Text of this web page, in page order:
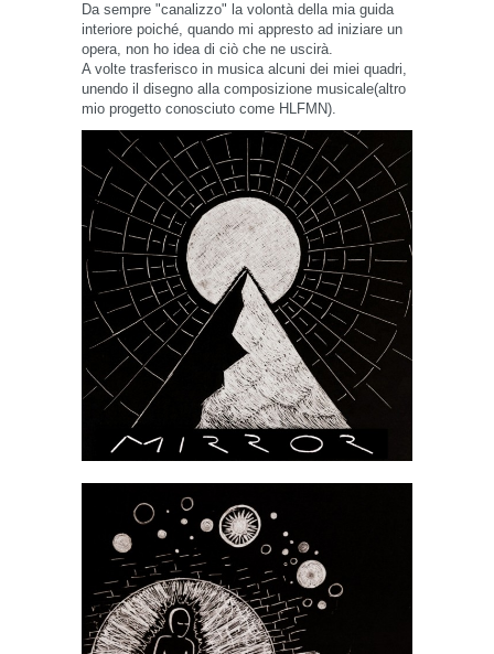
Da sempre "canalizzo" la volontà della mia guida
interiore poiché, quando mi appresto ad iniziare un
opera, non ho idea di ciò che ne uscirà.
A volte trasferisco in musica alcuni dei miei quadri,
unendo il disegno alla composizione musicale(altro
mio progetto conosciuto come HLFMN).